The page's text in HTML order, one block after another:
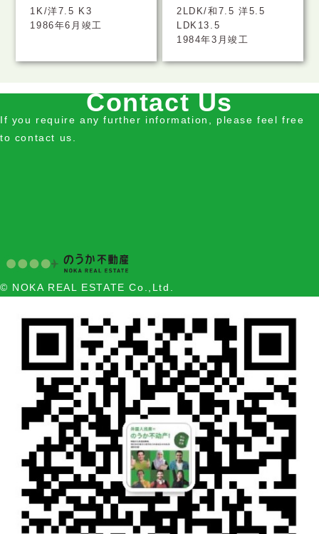
1K/洋7.5 K3
1986年6月竣工
2LDK/和7.5 洋5.5
LDK13.5
1984年3月竣工
Contact Us
If you require any further information, please feel free
to contact us.
© NOKA REAL ESTATE Co.,Ltd.